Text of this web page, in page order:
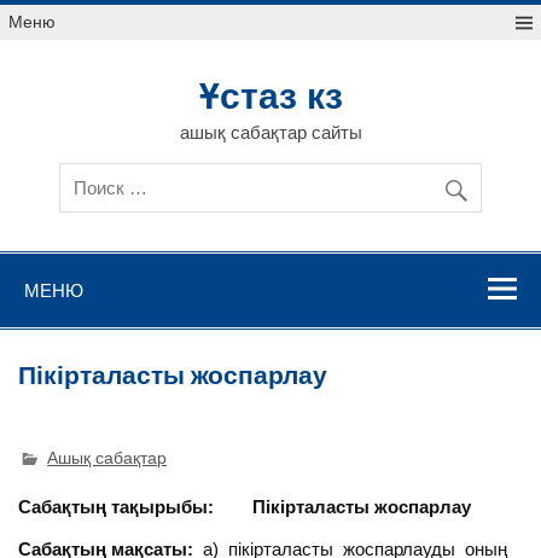
Меню
Ұстаз кз
ашық сабақтар сайты
МЕНЮ
Пікірталасты жоспарлау
Ашық сабақтар
Сабақтың тақырыбы: Пікірталасты жоспарлау
Сабақтың мақсаты: а) пікірталасты жоспарлауды оның